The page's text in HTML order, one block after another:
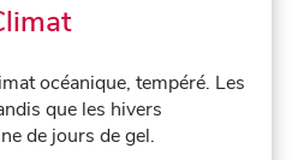
océanique, tempéré. Les
que les hivers
de jours de gel.